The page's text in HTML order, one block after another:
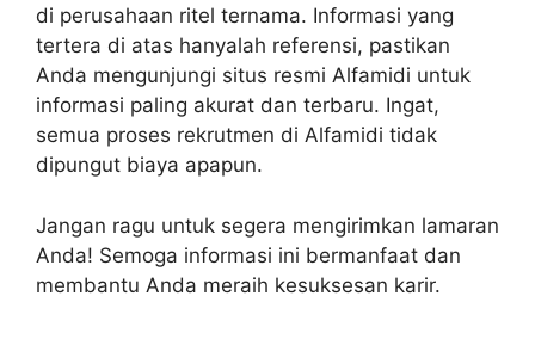
di perusahaan ritel ternama. Informasi yang
tertera di atas hanyalah referensi, pastikan
Anda mengunjungi situs resmi Alfamidi untuk
informasi paling akurat dan terbaru. Ingat,
semua proses rekrutmen di Alfamidi tidak
dipungut biaya apapun.
Jangan ragu untuk segera mengirimkan lamaran
Anda! Semoga informasi ini bermanfaat dan
membantu Anda meraih kesuksesan karir.